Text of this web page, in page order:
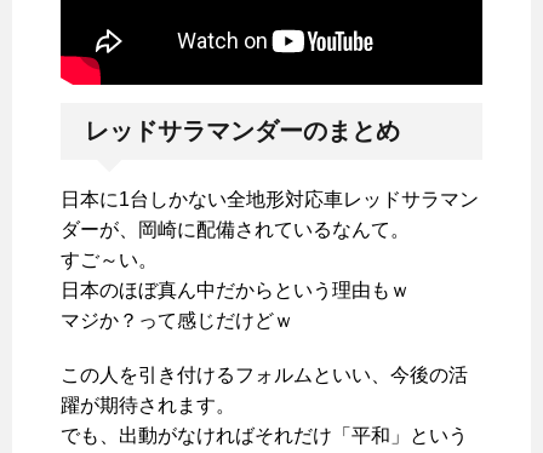
レッドサラマンダーのまとめ
日本に1台しかない全地形対応車レッドサラマン
ダーが、岡崎に配備されているなんて。
すご～い。
日本のほぼ真ん中だからという理由もｗ
マジか？って感じだけどｗ
この人を引き付けるフォルムといい、今後の活
躍が期待されます。
でも、出動がなければそれだけ「平和」という